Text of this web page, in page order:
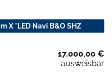
X *LED Navi B&O SHZ
17.000,00 €
ausweisbar